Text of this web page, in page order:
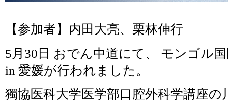
【参加者】内田大亮、栗林伸行
5月30日 おでん中道にて、 モンゴル
in 愛媛が行われました。
獨協医科大学医学部口腔外科学講座の